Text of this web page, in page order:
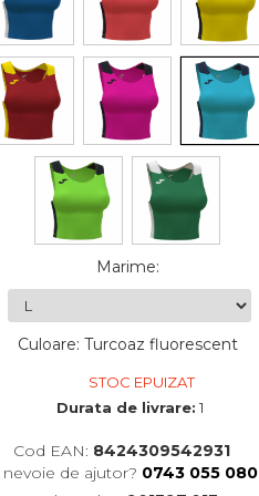
Marime:
Culoare: Turcoaz fluorescent
STOC EPUIZAT
Durata de livrare: 1
Cod EAN: 8424309542931
nevoie de ajutor? 0743 055 080